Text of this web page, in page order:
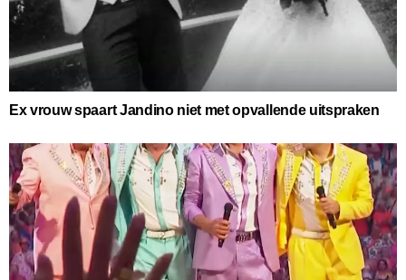
Ex vrouw spaart Jandino niet met opvallende uitspraken